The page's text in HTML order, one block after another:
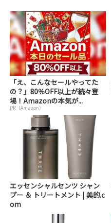
「え、こんなセールやってた
の？」80％OFF以上が続々登
場！Amazonの本気が...
PR（Amazon）
エッセンシャルセンツ シャン
プー ＆ トリートメント | 美的.c
om